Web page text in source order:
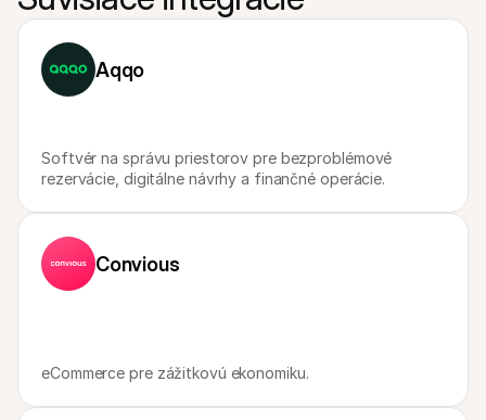
Aqqo
Softvér na správu priestorov pre bezproblémové
rezervácie, digitálne návrhy a finančné operácie.
Convious
eCommerce pre zážitkovú ekonomiku.
Kontakt
Pre nakupujúcich
Zistite, prečo sa Mollie objavila vo vašom bankovom výpise
Pre zákazníkov Mollie
Kontaktujte náš tím zákazníckej podpory
Kontaktujte obchodné oddelenie